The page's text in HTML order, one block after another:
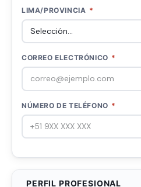
LIMA/PROVINCIA *
CORREO ELECTRÓNICO *
NÚMERO DE TELÉFONO *
PERFIL PROFESIONAL